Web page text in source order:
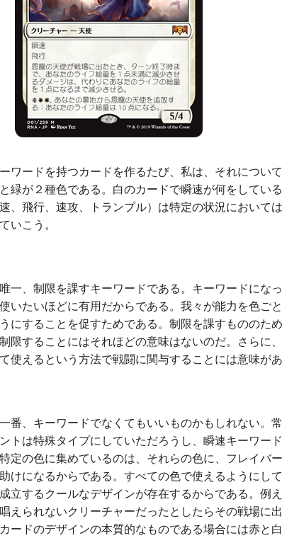
ワードを持つカードを作るたび、私は、それについ
緑が２種色である。白のカードで瞬速が何をしてい
、飛行、速攻、トランプル）は特定の状況において
いこう。
一、制限を課すキーワードである。キーワードにな
いたいほどに有用だからである。我々が能力を色ごと
にすることを促すためである。制限を課すもののた
限することにはそれほどの意味はないのだ。さらに
使えるという方法で戦闘に関与することには意味があ
番、キーワードでなくてもいいものかもしれない。
トは特殊タイプにしていただろうし、瞬速キーワー
定の色に集めているのは、それらの色に、フレイバ
けになるからである。すべての色で使えるようにし
立するクールなデザインが存在するからである。例
えられないクリーチャーだったとしたらその戦場に
ードのデザインの本質的なものである場合には赤と